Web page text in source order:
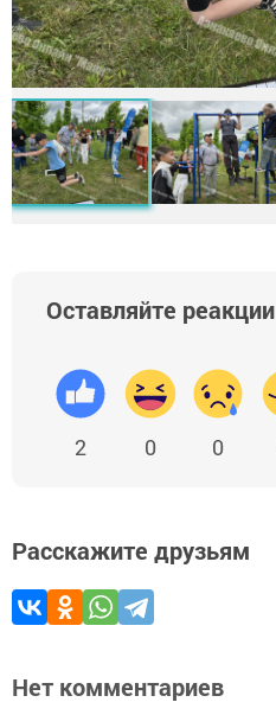
Оставляйте реакции
2 0 0
Расскажите друзьям
Нет комментариев